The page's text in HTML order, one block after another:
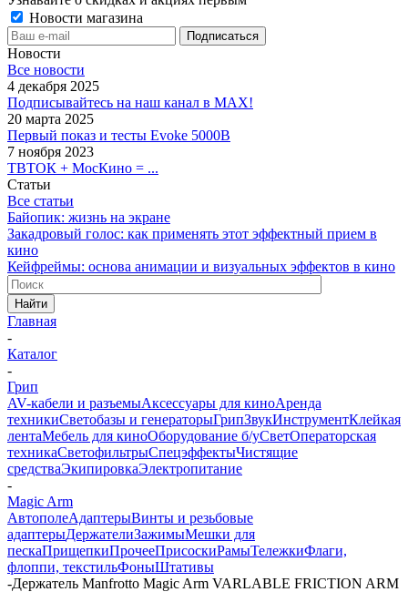
Новости магазина
Новости
Все новости
4 декабря 2025
Подписывайтесь на наш канал в MAX!
20 марта 2025
Первый показ и тесты Evoke 5000B
7 ноября 2023
ТВТОК + МосКино = ...
Статьи
Все статьи
Байопик: жизнь на экране
Закадровый голос: как применять этот эффектный прием в
кино
Кейфреймы: основа анимации и визуальных эффектов в кино
Найти
Главная
-
Каталог
-
Грип
AV-кабели и разъемыАксессуары для киноАренда
техникиСветобазы и генераторыГрипЗвукИнструментКлейкая
лентаМебель для киноОборудование б/уСветОператорская
техникаСветофильтрыСпецэффектыЧистящие
средстваЭкипировкаЭлектропитание
-
Magic Arm
АвтополеАдаптерыВинты и резьбовые
адаптерыДержателиЗажимыМешки для
пескаПрищепкиПрочееПрисоскиРамыТележкиФлаги,
флоппи, текстильФоныШтативы
-Держатель Manfrotto Magic Arm VARLABLE FRICTION ARM